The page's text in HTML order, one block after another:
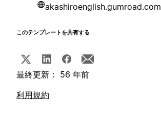
akashiroenglish.gumroad.com
このテンプレートを共有する
最終更新： 56 年前
利用規約